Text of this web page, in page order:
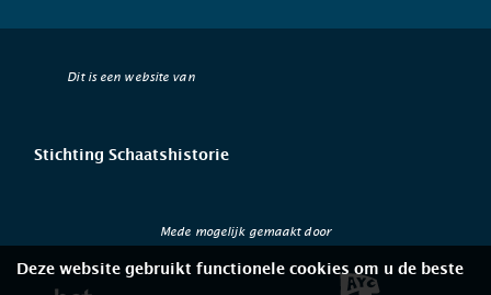
Dit is een website van
Stichting Schaatshistorie
Mede mogelijk gemaakt door
Deze website gebruikt functionele cookies om u de beste